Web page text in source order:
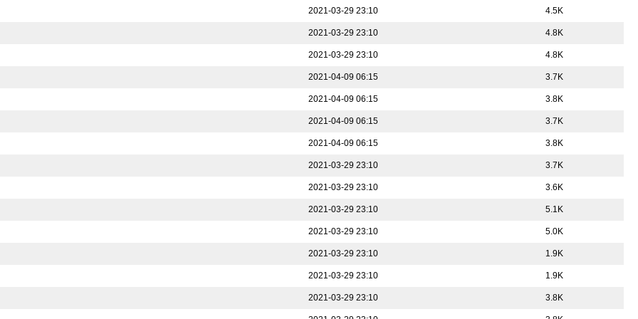
2021-03-29 23:10 4.5K
2021-03-29 23:10 4.8K
2021-03-29 23:10 4.8K
2021-04-09 06:15 3.7K
2021-04-09 06:15 3.8K
2021-04-09 06:15 3.7K
2021-04-09 06:15 3.8K
2021-03-29 23:10 3.7K
2021-03-29 23:10 3.6K
2021-03-29 23:10 5.1K
2021-03-29 23:10 5.0K
2021-03-29 23:10 1.9K
2021-03-29 23:10 1.9K
2021-03-29 23:10 3.8K